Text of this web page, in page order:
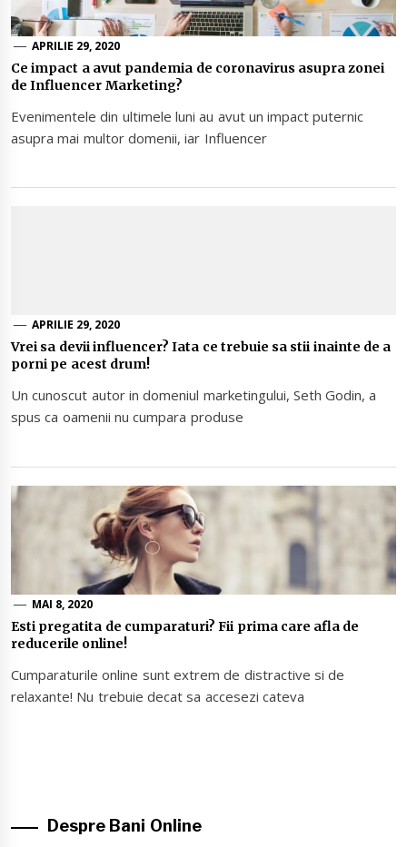
APRILIE 29, 2020
Ce impact a avut pandemia de coronavirus asupra zonei
de Influencer Marketing?
Evenimentele din ultimele luni au avut un impact puternic
asupra mai multor domenii, iar Influencer
APRILIE 29, 2020
Vrei sa devii influencer? Iata ce trebuie sa stii inainte de a
porni pe acest drum!
Un cunoscut autor in domeniul marketingului, Seth Godin, a
spus ca oamenii nu cumpara produse
MAI 8, 2020
Esti pregatita de cumparaturi? Fii prima care afla de
reducerile online!
Cumparaturile online sunt extrem de distractive si de
relaxante! Nu trebuie decat sa accesezi cateva
Despre Bani Online